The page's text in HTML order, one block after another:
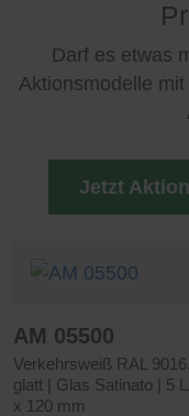
Darf es etwas
Aktionsmodelle
Jetzt
AM 05500
Verkehrsweiß RAL
glatt | Glas Satinato | 5
x 120 mm